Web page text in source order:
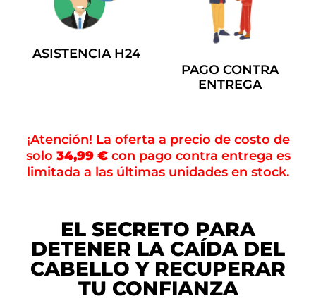
ASISTENCIA H24
PAGO CONTRA
ENTREGA
¡Atención! La oferta a precio de costo de
solo 34,99 €con pago contra entrega es
limitada a las últimas unidades en stock.
EL SECRETO PARA
DETENER LA CAÍDA DEL
CABELLO Y RECUPERAR
TU CONFIANZA